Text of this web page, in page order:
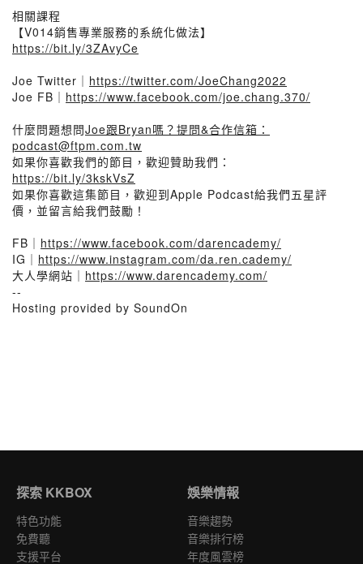
相關課程
【V014銷售專業服務的系統化做法】
https://bit.ly/3ZAvyCe
Joe Twitter｜ https://twitter.com/JoeChang2022
Joe FB｜ https://www.facebook.com/joe.chang.370/
什麼問題想問Joe跟Bryan嗎？提問&合作信箱：
podcast@ftpm.com.tw
如果你喜歡我們的節目，歡迎贊助我們：
https://bit.ly/3kskVsZ
如果你喜歡這集節目，歡迎到Apple Podcast給我們五星評
價，並留言給我們鼓勵！
FB｜ https://www.facebook.com/darencademy/
IG｜ https://www.instagram.com/da.ren.cademy/
大人學網站｜ https://www.darencademy.com/
--
Hosting provided by SoundOn
探索 KKBOX
特色功能
免費聽
支援平台
娛樂情報
音樂趨勢
音樂排行榜
年度風雲榜